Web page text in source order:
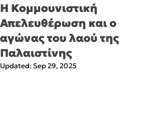
Η Κομμουνιστική
Απελευθέρωση και ο
αγώνας του λαού της
Παλαιστίνης
Updated: Sep 29, 2025